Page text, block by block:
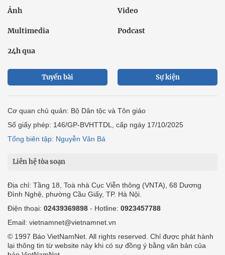
Ảnh Video
Multimedia Podcast
24h qua
Tuyến bài Sự kiện
Cơ quan chủ quản: Bộ Dân tộc và Tôn giáo
Số giấy phép: 146/GP-BVHTTDL, cấp ngày 17/10/2025
Tổng biên tập: Nguyễn Văn Bá
Liên hệ tòa soạn
Địa chỉ: Tầng 18, Toà nhà Cục Viễn thông (VNTA), 68 Dương
Đình Nghệ, phường Cầu Giấy, TP. Hà Nội.
Điện thoại: 02439369898 - Hotline: 0923457788
Email: vietnamnet@vietnamnet.vn
© 1997 Báo VietNamNet. All rights reserved. Chỉ được phát hành
lại thông tin từ website này khi có sự đồng ý bằng văn bản của